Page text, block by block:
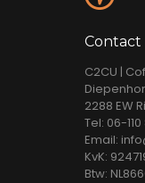
Contact
C2CU |
2288 EW
Tel: 06-
Email:
KvK:
Btw: